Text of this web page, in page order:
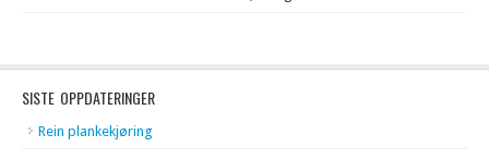
SISTE OPPDATERINGER
Rein plankekjøring